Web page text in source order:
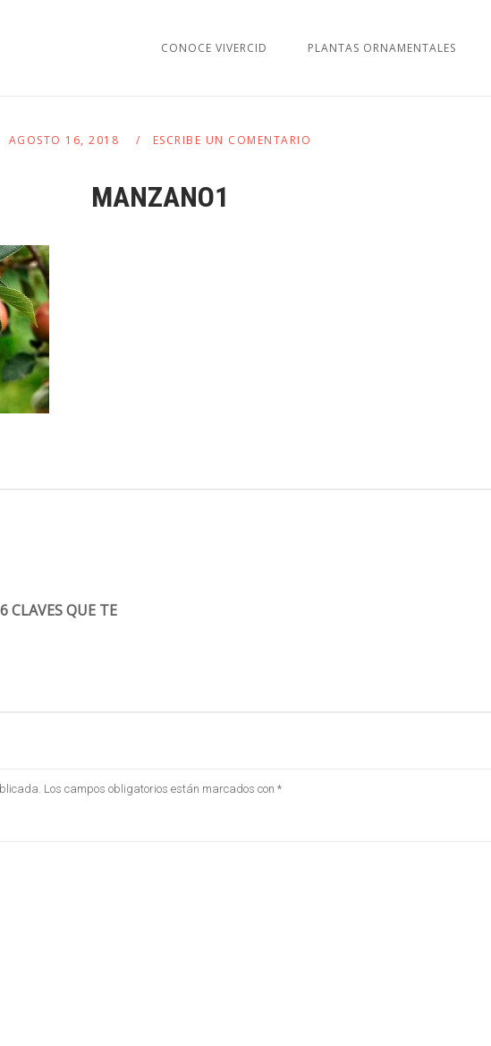
CONOCE VIVERCID PLANTAS ORNAMENTALES
AGOSTO 16, 2018 ESCRIBE UN COMENTARIO
MANZANO1
CLAVES QUE TE
Los campos obligatorios están marcados con *